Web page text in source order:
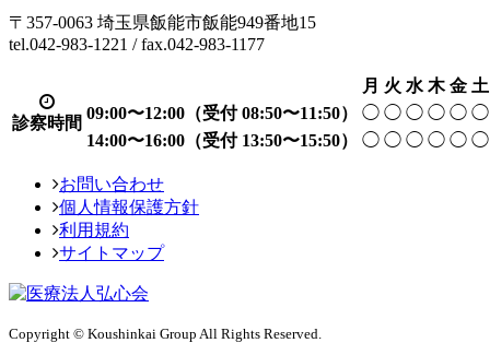
〒357-0063 埼玉県飯能市飯能949番地15
tel.042-983-1221 / fax.042-983-1177
診察時間
月 火 水 木 金 土
09:00〜12:00 （受付 08:50〜11:50） ◯ ◯ ◯ ◯ ◯ ◯
14:00〜16:00 （受付 13:50〜15:50） ◯ ◯ ◯ ◯ ◯ ◯
お問い合わせ
個人情報保護方針
利用規約
サイトマップ
Copyright © Koushinkai Group All Rights Reserved.